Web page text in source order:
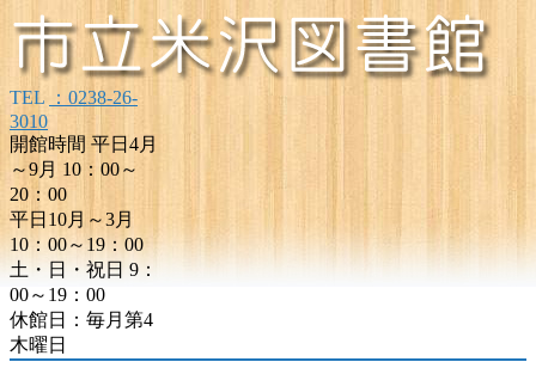
TEL
：0238-26-
3010
開館時間 平日4月
～9月 10：00～
20：00
平日10月～3月
10：00～19：00
土・日・祝日 9：
00～19：00
休館日：毎月第4
木曜日